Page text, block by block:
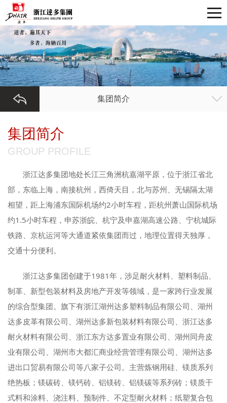
集团简介
集团简介
GROUP PROFILE
浙江达多集团地处长江三角洲杭嘉湖平原，位于浙江省北
部，东临上海，南接杭州，西倚天目，北与苏州、无锡隔太湖
相望，距上海浦东国际机场约2小时车程，距杭州萧山国际机场
约1.5小时车程，申苏浙皖、杭宁及申嘉湖高速公路、宁杭城际
铁路、京杭运河等大通道紧依集团而过，地理位置得天独厚，
交通十分便利。
浙江达多集团创建于1981年，涉足耐火材料、塑料制品、
制革、新型包装材料及房地产开发等领域，是一家跨行业发展
的综合型集团。旗下有浙江湖州达多塑料制品有限公司、湖州
达多皮革有限公司、湖州达多新包装材料有限公司、浙江达多
耐火材料有限公司、浙江东方达多置业有限公司、湖州同舟皮
业有限公司、湖州市大都汇商业经营管理有限公司、湖州达多
进出口贸易有限公司等八家子公司。主营炼钢用硅、镁质系列
绝热板；镁碳砖、镁钙砖、铝镁砖、铝镁碳等系列砖；镁质干
式料和涂料、浇注料、预制件、不定型耐火材料；纸塑复合包